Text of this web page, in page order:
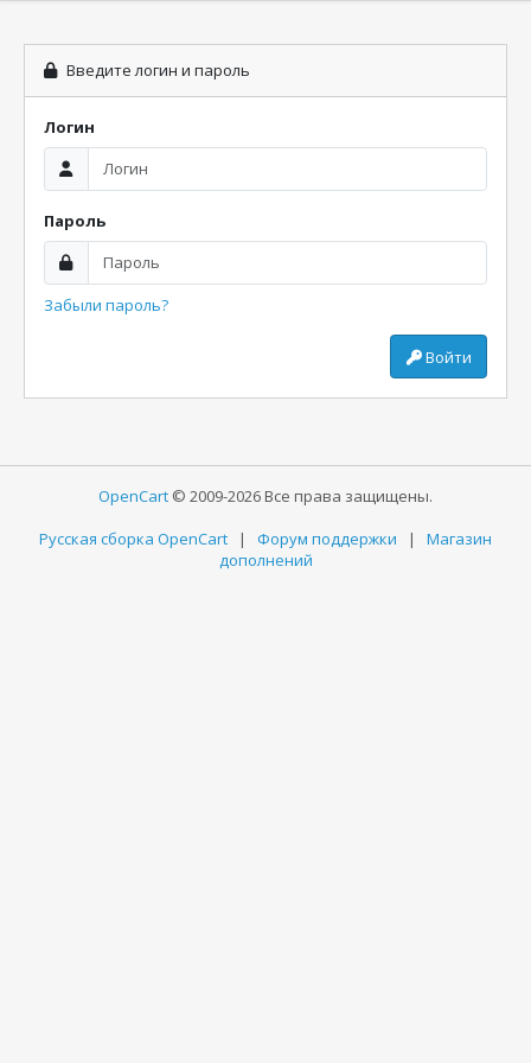
Введите логин и пароль
Логин
Пароль
Забыли пароль?
Войти
OpenCart © 2009-2026 Все права защищены.
Русская сборка OpenCart | Форум поддержки | Магазин
дополнений